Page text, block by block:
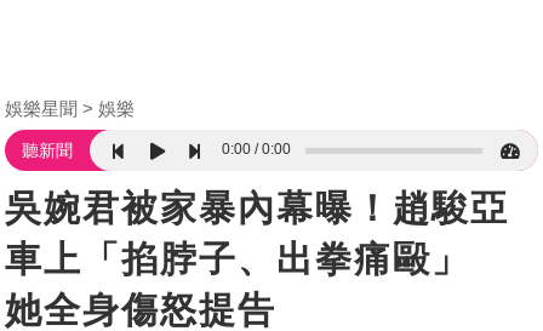
娛樂星聞 娛樂
聽新聞 0:00 0:00
吳婉君被家暴內幕曝！趙駿亞
車上「掐脖子、出拳痛毆」
她全身傷怒提告